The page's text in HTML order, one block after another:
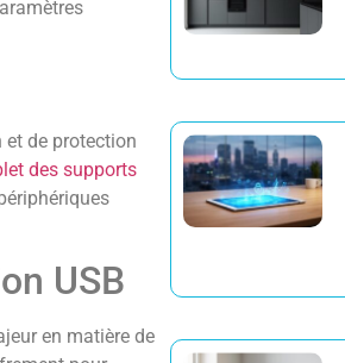
de protection
des supports
USB
en matière de